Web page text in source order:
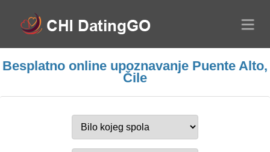
Besplatno online upoznavanje Puente Alto,
Čile